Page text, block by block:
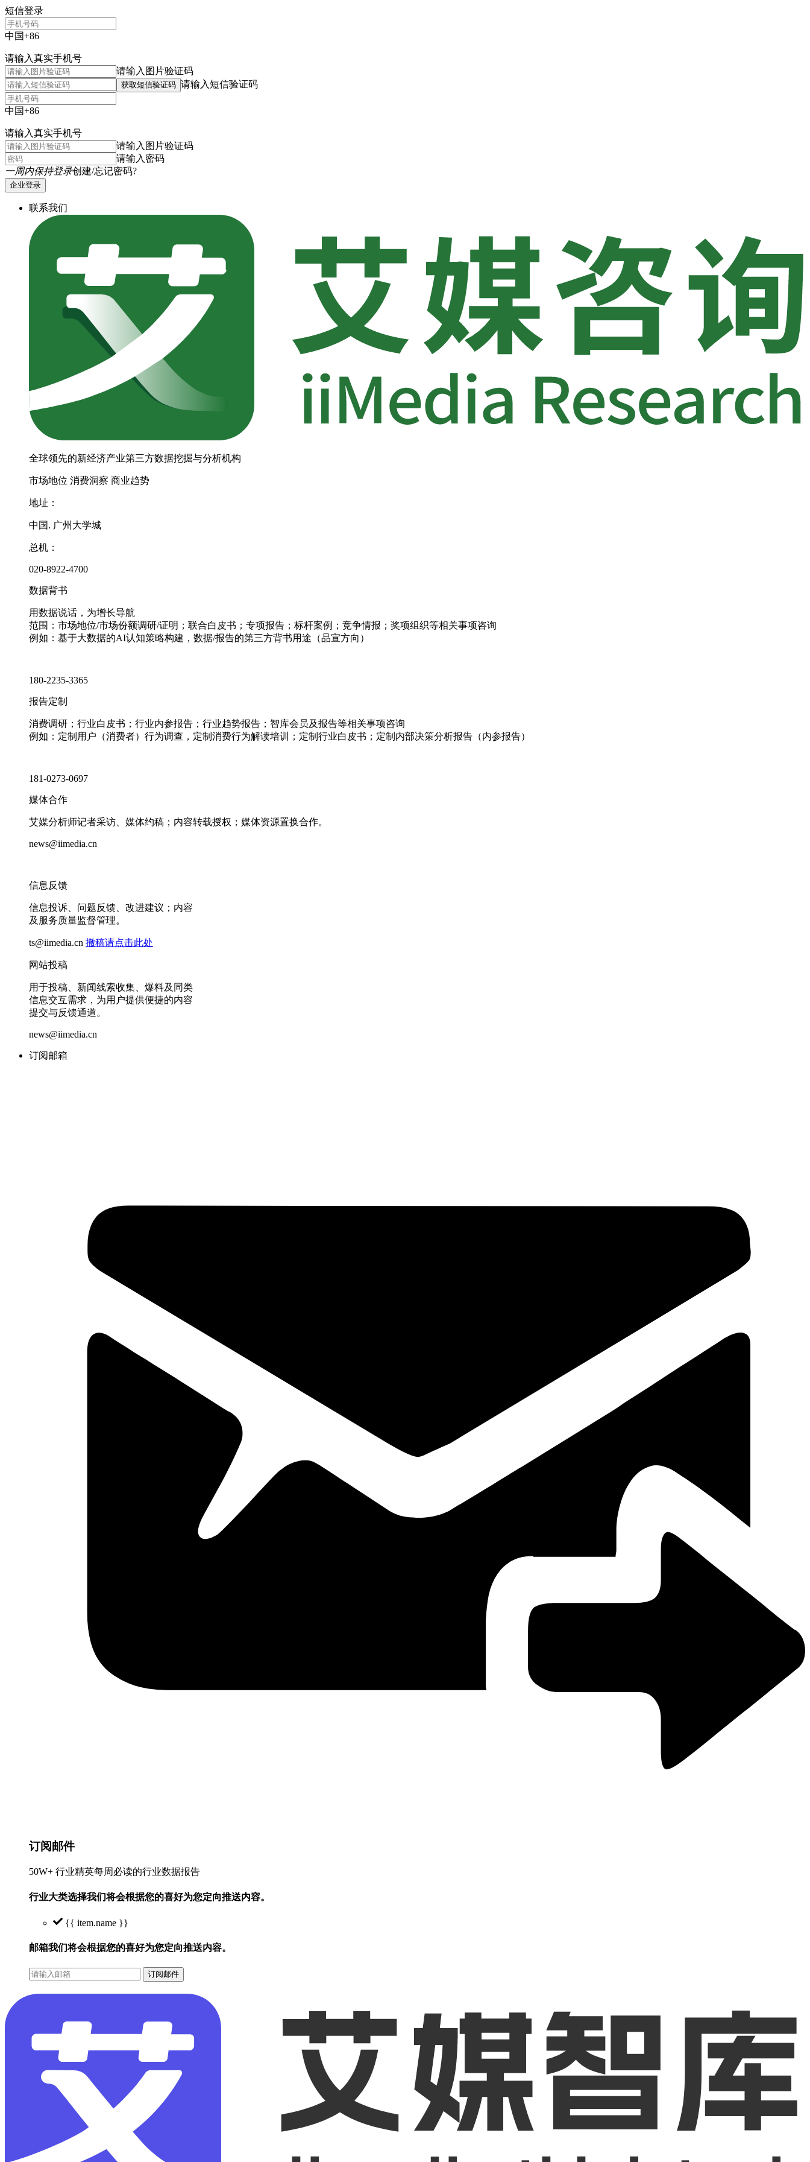
短信登录
中国+86
请输入真实手机号
请输入图片验证码
获取短信验证码 请输入短信验证码
中国+86
请输入真实手机号
请输入图片验证码
请输入密码
一周内保持登录创建/忘记密码?
企业登录
联系我们
全球领先的新经济产业第三方数据挖掘与分析机构
市场地位 消费洞察 商业趋势
地址：
中国. 广州大学城
总机：
020-8922-4700
数据背书
用数据说话，为增长导航
范围：市场地位/市场份额调研/证明；联合白皮书；专项报告；标杆案例；竞争情报；奖项组织等相关事项咨询
例如：基于大数据的AI认知策略构建，数据/报告的第三方背书用途（品宣方向）
180-2235-3365
报告定制
消费调研；行业白皮书；行业内参报告；行业趋势报告；智库会员及报告等相关事项咨询
例如：定制用户（消费者）行为调查，定制消费行为解读培训；定制行业白皮书；定制内部决策分析报告（内参报告）
181-0273-0697
媒体合作
艾媒分析师记者采访、媒体约稿；内容转载授权；媒体资源置换合作。
news@iimedia.cn
信息反馈
信息投诉、问题反馈、改进建议；内容
及服务质量监督管理。
ts@iimedia.cn 撤稿请点击此处
网站投稿
用于投稿、新闻线索收集、爆料及同类
信息交互需求，为用户提供便捷的内容
提交与反馈通道。
news@iimedia.cn
订阅邮箱
订阅邮件
50W+ 行业精英每周必读的行业数据报告
行业大类选择我们将会根据您的喜好为您定向推送内容。
{{ item.name }}
邮箱我们将会根据您的喜好为您定向推送内容。
订阅邮件